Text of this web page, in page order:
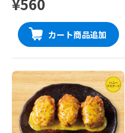
カート商品追加